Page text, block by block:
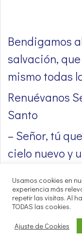
Bendigamos
salvación,
mismo todas
Renuévanos
Santo
– Señor, tú
cielo nuevo y
Santo,
para que
eternamente
Usamos cookies en
experiencia más
repetir las visitas. Al
TODAS las cookies.
Ajuste de Cookies